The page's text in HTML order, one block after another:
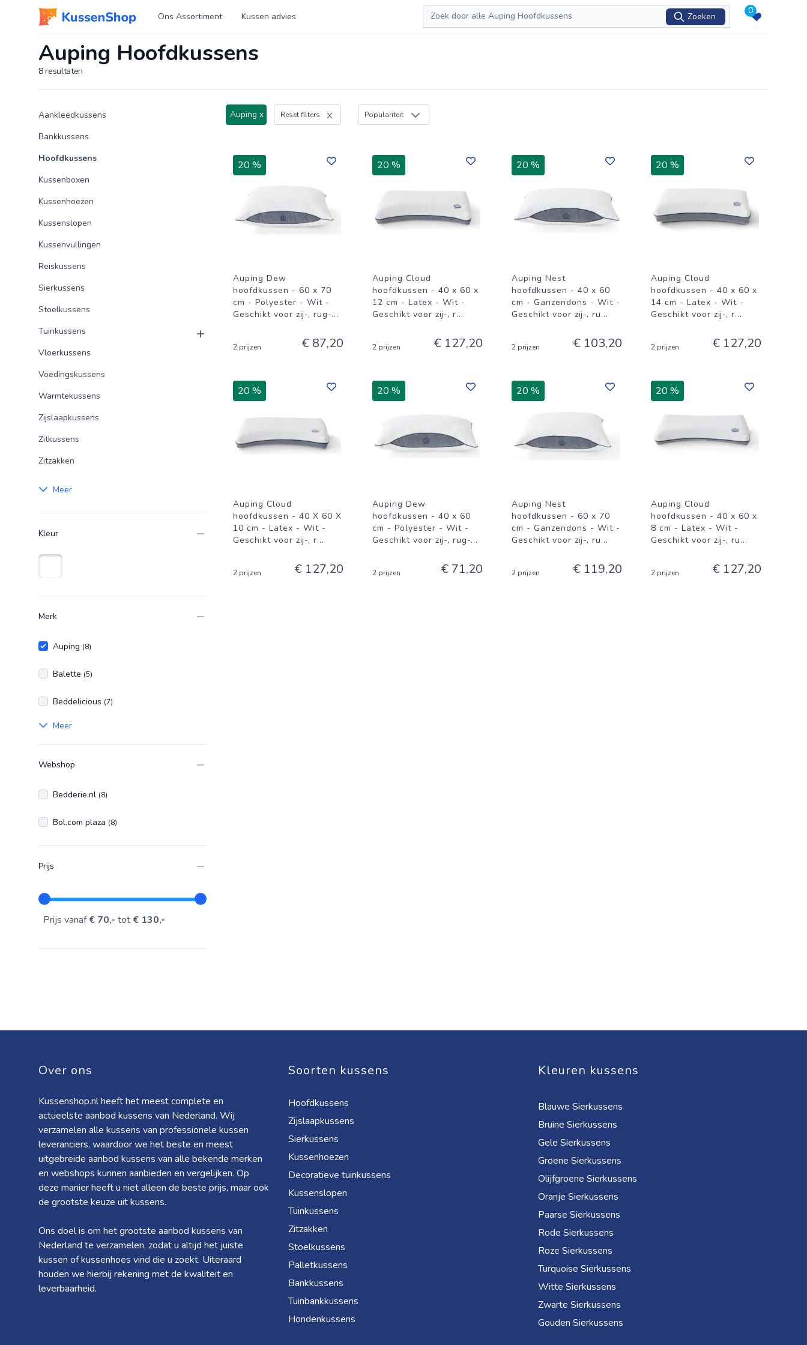
Logo www.kussenshop.nl Ons Assortiment Kussen advies
Zoeken
Zoeken
0
Auping Hoofdkussens
8resultaten
Producten
Product categorieën
Aankleedkussens
Bankkussens
Hoofdkussens
Kussenboxen
Kussenhoezen
Kussenslopen
Kussenvullingen
Reiskussens
Sierkussens
Stoelkussens
Tuinkussens
Vloerkussens
Voedingskussens
Warmtekussens
Zijslaapkussens
Zitkussens
Zitzakken
Meer
Kleur
Merk
Auping (8)
Balette (5)
Beddelicious (7)
Meer
Webshop
Bedderie.nl (8)
Bol.com plaza (8)
Prijs
Prijs vanaf€ 70,- tot € 130,-
Auping x Reset filters Populariteit
20 %
Auping Dew
hoofdkussen - 60 x 70
cm - Polyester - Wit -
Geschikt voor zij-, rug-...
2 prijzen € 87,20
20 %
Auping Cloud
hoofdkussen - 40 x 60 x
12 cm - Latex - Wit -
Geschikt voor zij-, r...
2 prijzen € 127,20
20 %
Auping Nest
hoofdkussen - 40 x 60
cm - Ganzendons - Wit -
Geschikt voor zij-, ru...
2 prijzen € 103,20
20 %
Auping Cloud
hoofdkussen - 40 x 60 x
14 cm - Latex - Wit -
Geschikt voor zij-, r...
2 prijzen € 127,20
20 %
Auping Cloud
hoofdkussen - 40 X 60 X
10 cm - Latex - Wit -
Geschikt voor zij-, r...
2 prijzen € 127,20
20 %
Auping Dew
hoofdkussen - 40 x 60
cm - Polyester - Wit -
Geschikt voor zij-, rug-...
2 prijzen € 71,20
20 %
Auping Nest
hoofdkussen - 60 x 70
cm - Ganzendons - Wit -
Geschikt voor zij-, ru...
2 prijzen € 119,20
20 %
Auping Cloud
hoofdkussen - 40 x 60 x
8 cm - Latex - Wit -
Geschikt voor zij-, ru...
2 prijzen € 127,20
Over ons
Kussenshop.nl heeft het meest complete en
actueelste aanbod kussens van Nederland. Wij
verzamelen alle kussens van professionele kussen
leveranciers, waardoor we het beste en meest
uitgebreide aanbod kussens van alle bekende merken
en webshops kunnen aanbieden en vergelijken. Op
deze manier heeft u niet alleen de beste prijs, maar ook
de grootste keuze uit kussens.
Ons doel is om het grootste aanbod kussens van
Nederland te verzamelen, zodat u altijd het juiste
kussen of kussenhoes vind die u zoekt. Uiteraard
houden we hierbij rekening met de kwaliteit en
leverbaarheid.
Soorten kussens
Hoofdkussens
Zijslaapkussens
Sierkussens
Kussenhoezen
Decoratieve tuinkussens
Kussenslopen
Tuinkussens
Zitzakken
Stoelkussens
Palletkussens
Bankkussens
Tuinbankkussens
Hondenkussens
Kleuren kussens
Blauwe Sierkussens
Bruine Sierkussens
Gele Sierkussens
Groene Sierkussens
Olijfgroene Sierkussens
Oranje Sierkussens
Paarse Sierkussens
Rode Sierkussens
Roze Sierkussens
Turquoise Sierkussens
Witte Sierkussens
Zwarte Sierkussens
Gouden Sierkussens